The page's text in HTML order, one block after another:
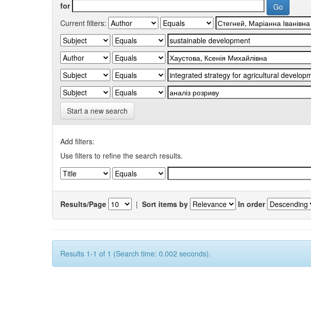
for
Current filters:
Start a new search
Add filters:
Use filters to refine the search results.
Results/Page | Sort items by In order
Results 1-1 of 1 (Search time: 0.002 seconds).